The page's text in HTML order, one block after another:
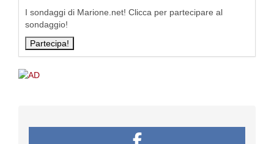
I sondaggi di Marione.net! Clicca per partecipare al
sondaggio!